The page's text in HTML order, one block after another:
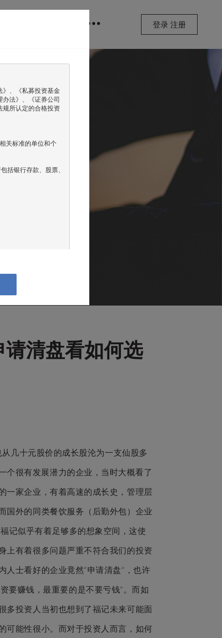
登录 注册
清盘看如何选
几十元股价的成长股沦为一支仙股多
很有发展潜力的企业，当时大概看了
一家企业，有着高速的成长史，管理层
国外的同类餐饮服务（后勤外包）企业
记似乎有着足够多的想象空间，这使
上有着很多问题严重不符合我们的投资
士看好的企业竟然“申请清盘”，也许
赚钱，最重要的是不要亏钱”。而如
多投资人当初也想到了福记未来可能面
可能性很小。而对于投资人而言，如何
》、《私募投资基金
法》、《证券公司
规所认定的合格投资
关标准的单位和个
括银行存款、股票、
下：
浏览本公司网站。如
有信息及材料。本网
失效，本公司不承
任何承诺或担保，